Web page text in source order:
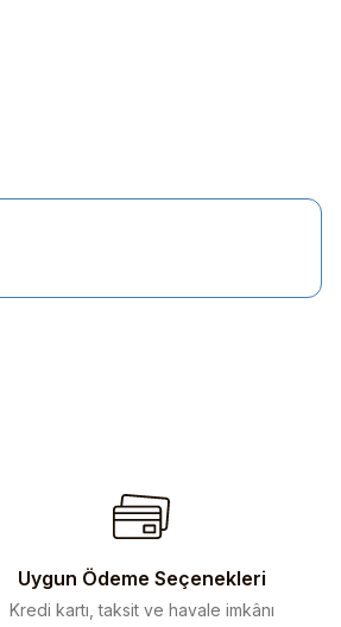
Uygun Ödeme Seçenekleri
Kredi kartı, taksit ve havale imkânı